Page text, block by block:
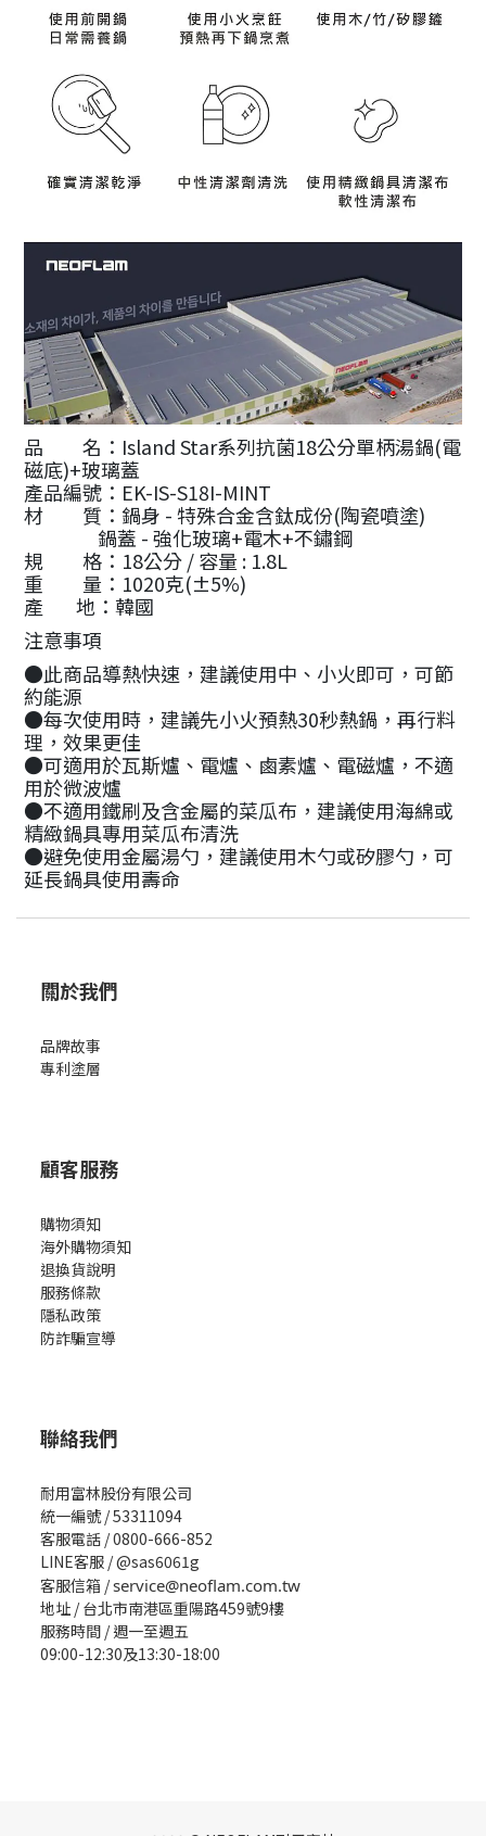
品 名：Island Star系列抗菌18公分單柄湯鍋(電
磁底)+玻璃蓋
產品編號：EK-IS-S18I-MINT
材 質：鍋身 - 特殊合金含鈦成份(陶瓷噴塗)
鍋蓋 - 強化玻璃+電木+不鏽鋼
規 格：18公分 / 容量 : 1.8L
重 量：1020克(±5%)
產 地：韓國
注意事項
●此商品導熱快速，建議使用中、小火即可，可節
約能源
●每次使用時，建議先小火預熱30秒熱鍋，再行料
理，效果更佳
●可適用於瓦斯爐、電爐、鹵素爐、電磁爐，不適
用於微波爐
●不適用鐵刷及含金屬的菜瓜布，建議使用海綿或
精緻鍋具專用菜瓜布清洗
●避免使用金屬湯勺，建議使用木勺或矽膠勺，可
延長鍋具使用壽命
關於我們
品牌故事
專利塗層
顧客服務
購物須知
海外購物須知
退換貨說明
服務條款
隱私政策
防詐騙宣導
聯絡我們
耐用富林股份有限公司
統一編號 / 53311094
客服電話 / 0800-666-852
LINE客服 / @sas6061g
客服信箱 /service@neoflam.com.tw
地址 / 台北市南港區重陽路459號9樓
服務時間 / 週一至週五
09:00-12:30及13:30-18:00